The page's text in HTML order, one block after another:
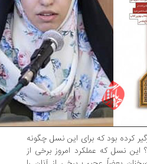
كه برای این نسل چگونه
كه عملكرد امروز برخی از